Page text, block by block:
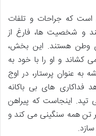
است که جراحات و تلفات
و شخصیت ها، فارغ از
وطن هستند. این بخش،
کشاند و او را با خود به
به عنوان پرستار، در اوج
های بی باکانه
تپد. اینجاست که پیراهن
تن همه سنگینی می کند و